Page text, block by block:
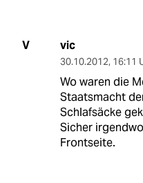
V vic
30.10.2012, 16:11
Wo waren die
Staatsmacht
Schlafsäcke
Sicher
Frontseite.